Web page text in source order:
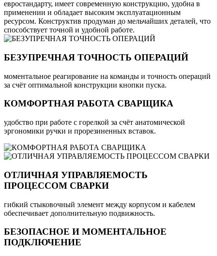
евростандарту, имеет современную конструкцию, удобна в
применении и обладает высоким эксплуатационным
ресурсом. Конструктив продуман до мельчайших деталей, что
способствует точной и удобной работе.
БЕЗУПРЕЧНАЯ ТОЧНОСТЬ ОПЕРАЦИЙ
моментальное реагирование на команды и точность операций
за счёт оптимальной конструкции кнопки пуска.
КОМФОРТНАЯ РАБОТА СВАРЩИКА
удобство при работе с горелкой за счёт анатомической
эргономики ручки и прорезиненных вставок.
ОТЛИЧНАЯ УПРАВЛЯЕМОСТЬ
ПРОЦЕССОМ СВАРКИ
гибкий стыковочный элемент между корпусом и кабелем
обеспечивает дополнительную подвижность.
БЕЗОПАСНОЕ И МОМЕНТАЛЬНОЕ
ПОДКЛЮЧЕНИЕ